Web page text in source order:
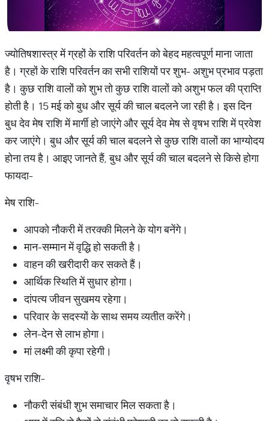
ज्योतिषशास्त्र में ग्रहों के राशि परिवर्तन को बेहद महत्वपूर्ण माना जाता
है। ग्रहों के राशि परिवर्तन का सभी राशियों पर शुभ- अशुभ प्रभाव पड़ता
है। कुछ राशि वालों को शुभ तो कुछ राशि वालों को अशुभ फल की प्राप्ति
होती है। 15 मई को बुध और सूर्य की चाल बदलने जा रही है। इस दिन
बुध देव मेष राशि में मार्गी हो जाएंगे और सूर्य देव मेष से वृषभ राशि में प्रवेश
कर जाएंगे। बुध और सूर्य की चाल बदलने से कुछ राशि वालों का भाग्योदय
होना तय है। आइए जानते हैं, बुध और सूर्य की चाल बदलने से किसे होगा
फायदा-
मेष राशि-
आपको नौकरी में तरक्की मिलने के योग बनेंगे।
मान-सम्मान में वृद्धि हो सकती है।
वाहन की खरीदारी कर सकते हैं।
आर्थिक स्थिति में सुधार होगा।
दांपत्य जीवन सुखमय रहेगा।
परिवार के सदस्यों के साथ समय व्यतीत करेंगे।
लेन-देन से लाभ होगा।
मां लक्ष्मी की कृपा रहेगी।
वृषभ राशि-
नौकरी संबंधी शुभ समाचार मिल सकता है।